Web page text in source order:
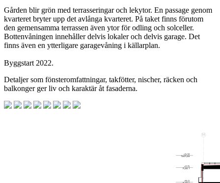
Gården blir grön med terrasseringar och lekytor. En passage genom
kvarteret bryter upp det avlånga kvarteret. På taket finns förutom
den gemensamma terrassen även ytor för odling och solceller.
Bottenvåningen innehåller delvis lokaler och delvis garage. Det
finns även en ytterligare garagevåning i källarplan.
Byggstart 2022.
Detaljer som fönsteromfattningar, takfötter, nischer, räcken och
balkonger ger liv och karaktär åt fasaderna.